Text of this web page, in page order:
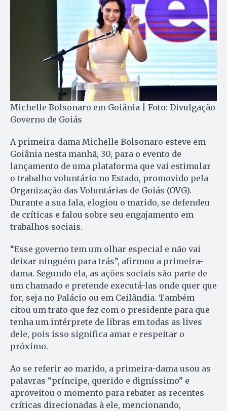
Michelle Bolsonaro em Goiânia | Foto: Divulgação
Governo de Goiás
A primeira-dama Michelle Bolsonaro esteve em
Goiânia nesta manhã, 30, para o evento de
lançamento de uma plataforma que vai estimular
o trabalho voluntário no Estado, promovido pela
Organização das Voluntárias de Goiás (OVG).
Durante a sua fala, elogiou o marido, se defendeu
de críticas e falou sobre seu engajamento em
trabalhos sociais.
“Esse governo tem um olhar especial e não vai
deixar ninguém para trás”, afirmou a primeira-
dama. Segundo ela, as ações sociais são parte de
um chamado e pretende executá-las onde quer que
for, seja no Palácio ou em Ceilândia. Também
citou um trato que fez com o presidente para que
tenha um intérprete de libras em todas as lives
dele, pois isso significa amar e respeitar o
próximo.
Ao se referir ao marido, a primeira-dama usou as
palavras “príncipe, querido e digníssimo” e
aproveitou o momento para rebater as recentes
críticas direcionadas à ele, mencionando,